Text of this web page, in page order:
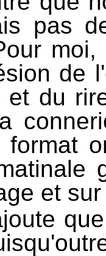
pas
de
et du
format
et